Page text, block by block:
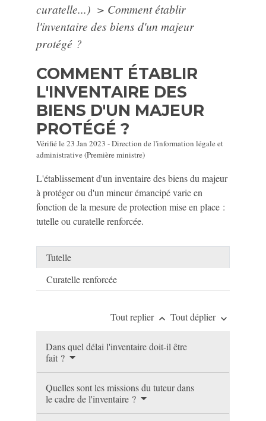
curatelle...) > Comment établir
l'inventaire des biens d'un majeur
protégé ?
COMMENT ÉTABLIR
L'INVENTAIRE DES
BIENS D'UN MAJEUR
PROTÉGÉ ?
Vérifié le 23 Jan 2023 - Direction de l'information légale et
administrative (Première ministre)
L'établissement d'un inventaire des biens du majeur
à protéger ou d'un mineur émancipé varie en
fonction de la mesure de protection mise en place :
tutelle ou curatelle renforcée.
Tutelle
Curatelle renforcée
Tout replier keyboard_arrow_up Tout déplier keyboard_arrow_down
Dans quel délai l'inventaire doit-il être
fait ?
Quelles sont les missions du tuteur dans
le cadre de l'inventaire ?